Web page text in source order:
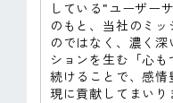
している"ユーザー
のもと、当社のミ
のではなく、濃く
ションを生む「心
続けることで、感
現に貢献してまいり